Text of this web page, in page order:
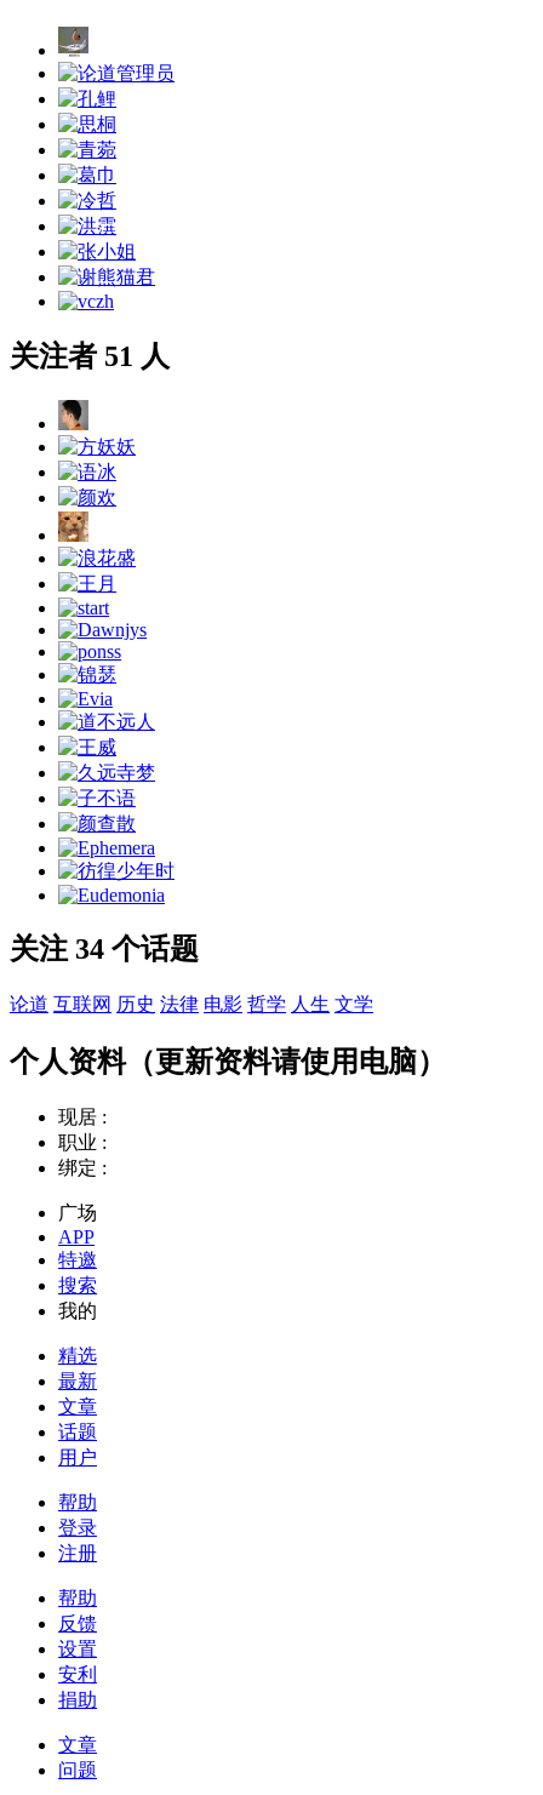
关注者 51 人
关注 34 个话题
论道 互联网 历史 法律 电影 哲学 人生 文学
个人资料（更新资料请使用电脑）
现居 :
职业 :
绑定 :
广场
APP
特邀
搜索
我的
精选
最新
文章
话题
用户
帮助
登录
注册
帮助
反馈
设置
安利
捐助
文章
问题